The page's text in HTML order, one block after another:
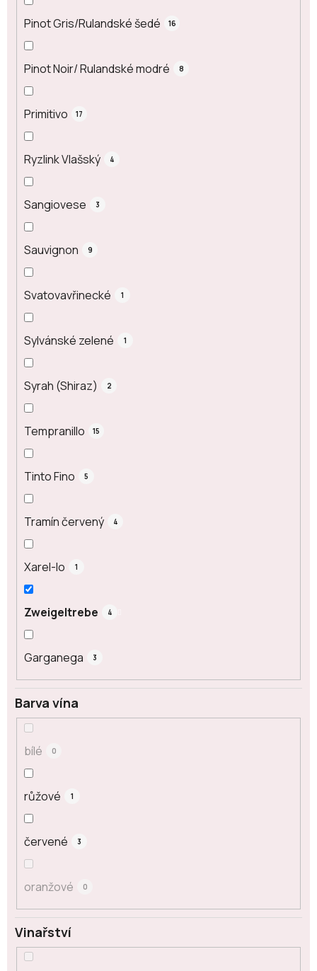
Pinot Gris/Rulandské šedé 16
Pinot Noir/ Rulandské modré 8
Primitivo 17
Ryzlink Vlašský 4
Sangiovese 3
Sauvignon 9
Svatovavřinecké 1
Sylvánské zelené 1
Syrah (Shiraz) 2
Tempranillo 15
Tinto Fino 5
Tramín červený 4
Xarel-lo 1
Zweigeltrebe 4
Garganega 3
Barva vína
bílé 0
růžové 1
červené 3
oranžové 0
Vinařství